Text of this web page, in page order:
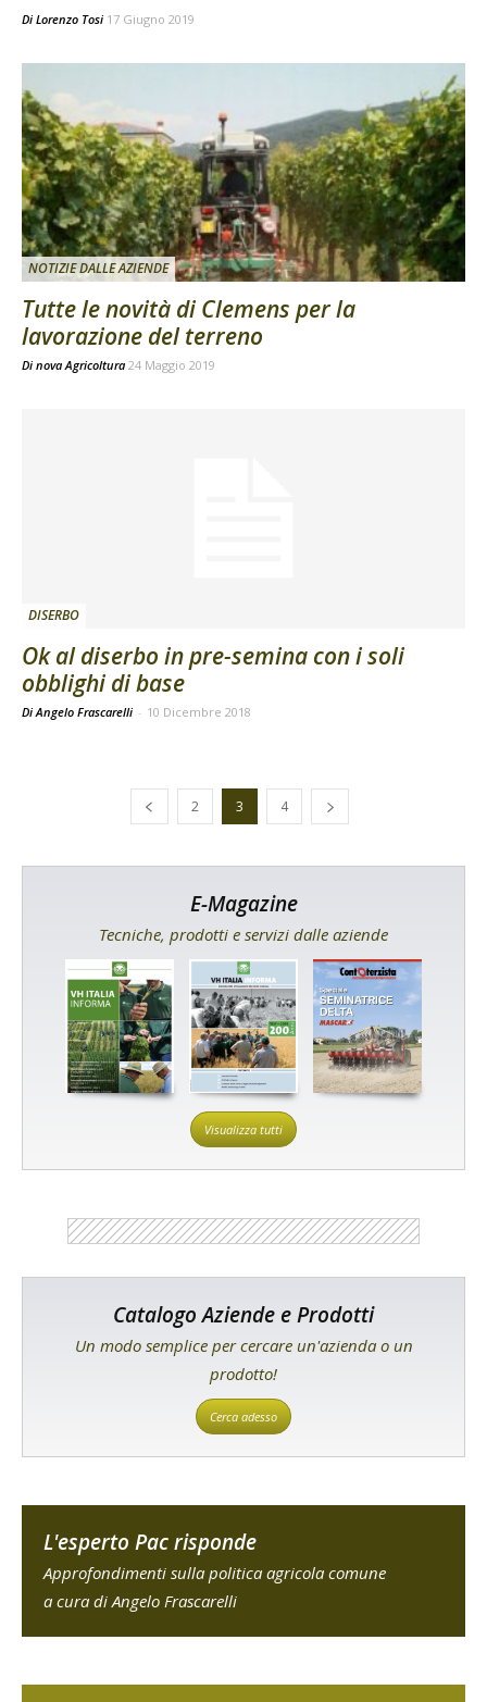
Di Lorenzo Tosi 17 Giugno 2019
NOTIZIE DALLE AZIENDE
Tutte le novità di Clemens per la
lavorazione del terreno
Di nova Agricoltura 24 Maggio 2019
DISERBO
Ok al diserbo in pre-semina con i soli
obblighi di base
Di Angelo Frascarelli - 10 Dicembre 2018
2 3 4
E-Magazine
Tecniche, prodotti e servizi dalle aziende
Visualizza tutti
Catalogo Aziende e Prodotti
Un modo semplice per cercare un'azienda o un
prodotto!
Cerca adesso
L'esperto Pac risponde
Approfondimenti sulla politica agricola comune
a cura di Angelo Frascarelli